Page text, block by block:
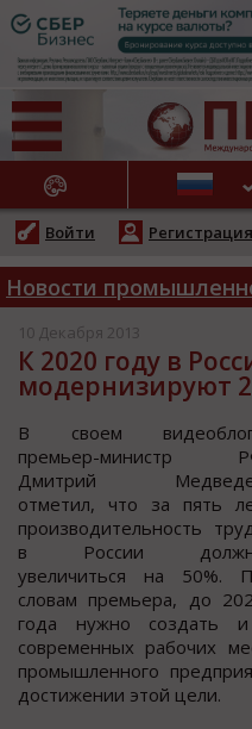
НОВОСТИ
Войти Регистрация
Новости
10 Декабря 2013
К 2020 году в
модернизируют
В своем
премьер-министр
Дмитрий
отметил, что за пять
производительность
в России
увеличиться на 50%.
словам премьера, до
года нужно создать
современных рабочих
промышленного
достижении этой цели.